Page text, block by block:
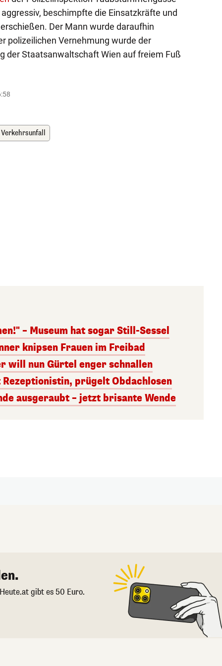
beschimpfte die Einsatzkräfte und
Der Mann wurde daraufhin
polizeilichen Vernehmung wurde der
der Staatsanwaltschaft Wien auf freiem Fuß
Verkehrsunfall
– Museum hat sogar Still-Sessel
knipsen Frauen im Freibad
will nun Gürtel enger schnallen
prügelt Obdachlosen
ausgeraubt – jetzt brisante Wende
gibt es 50 Euro.